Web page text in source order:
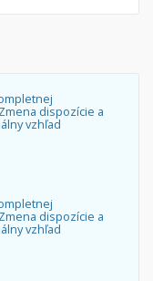
dispozície a
vzhľad
dispozície a
vzhľad